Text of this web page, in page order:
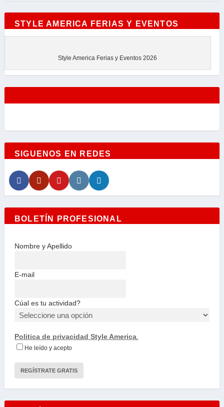
STYLE AMERICA FERIAS Y EVENTOS
Style America Ferias y Eventos 2026
SIGUENOS EN REDES
BOLETÍN PROFESIONAL
Nombre y Apellido
E-mail
Cúal es tu actividad?
Politica de privacidad Style America.
He leído y acepto